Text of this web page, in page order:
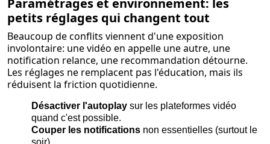
Paramétrages et environnement: les
petits réglages qui changent tout
Beaucoup de conflits viennent d'une exposition
involontaire: une vidéo en appelle une autre, une
notification relance, une recommandation détourne.
Les réglages ne remplacent pas l'éducation, mais ils
réduisent la friction quotidienne.
Désactiver l'autoplay sur les plateformes vidéo
quand c'est possible.
Couper les notifications non essentielles (surtout le
soir).